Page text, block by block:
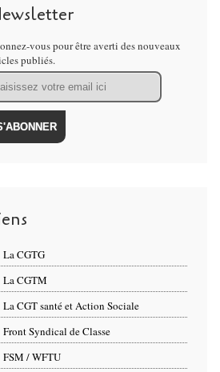
vous pour être averti des nouveaux
publiés.
La CGTG
La CGTM
La CGT santé et Action Sociale
Front Syndical de Classe
FSM / WFTU